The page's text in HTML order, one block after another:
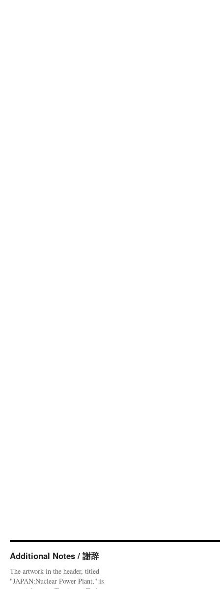
Additional Notes / 謝辞
The artwork in the header, titled
"JAPAN:Nuclear Power Plant," is